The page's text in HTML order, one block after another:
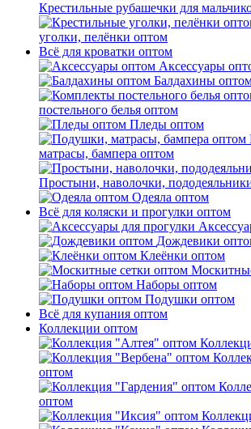
Крестильные рубашечки для
уголки, пелёнки оптом
Всё для кроватки оптом
Аксессуары
Балдахины
постельного белья оптом
Пледы оптом
матрасы, бампера оптом
Простыни, наволочки,
Одеяла оптом
Всё для коляски и прогулки оптом
Дождевики
Клеёнки оптом
Наборы оптом
Подушки оптом
Всё для купания оптом
Коллекции оптом
оптом
оптом